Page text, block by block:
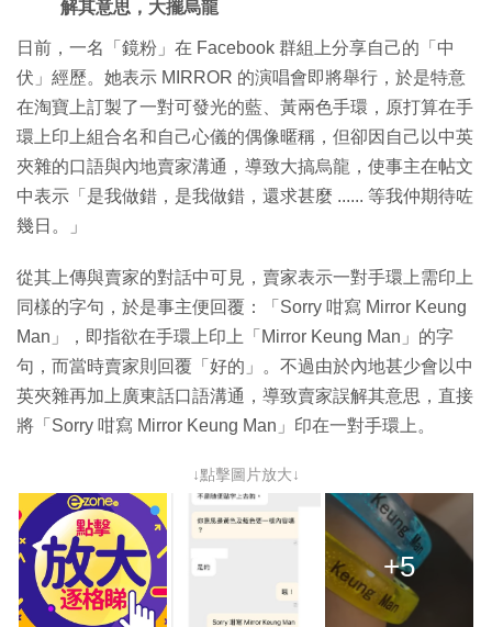
解其意思，大擺烏龍
日前，一名「鏡粉」在 Facebook 群組上分享自己的「中
伏」經歷。她表示 MIRROR 的演唱會即將舉行，於是特意
在淘寶上訂製了一對可發光的藍、黃兩色手環，原打算在手
環上印上組合名和自己心儀的偶像暱稱，但卻因自己以中英
夾雜的口語與內地賣家溝通，導致大搞烏龍，使事主在帖文
中表示「是我做錯，是我做錯，還求甚麼 ...... 等我仲期待咗
幾日。」
從其上傳與賣家的對話中可見，賣家表示一對手環上需印上
同樣的字句，於是事主便回覆：「Sorry 咁寫 Mirror Keung
Man」，即指欲在手環上印上「Mirror Keung Man」的字
句，而當時賣家則回覆「好的」。不過由於內地甚少會以中
英夾雜再加上廣東話口語溝通，導致賣家誤解其意思，直接
將「Sorry 咁寫 Mirror Keung Man」印在一對手環上。
↓點擊圖片放大↓
+5